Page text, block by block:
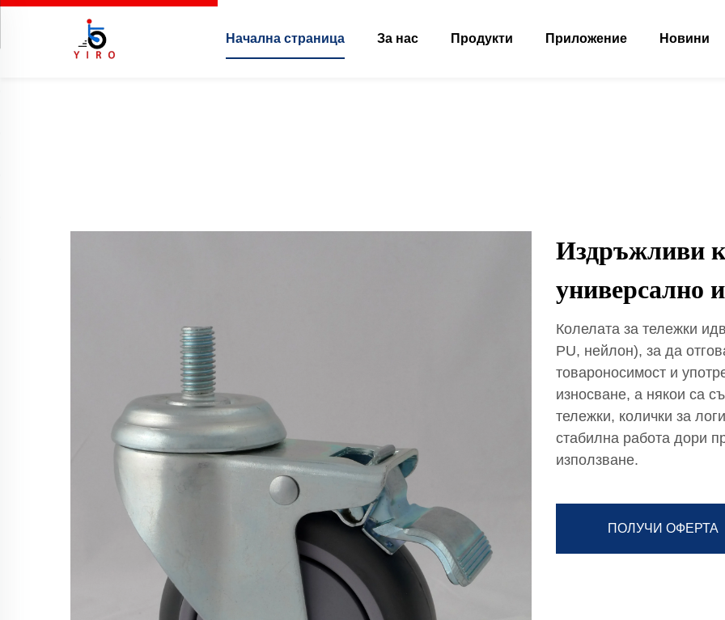
Начална страница За нас Продукти Приложение Новини
Издръжливи
универсално
Колелата за тележки
PU, нейлон), за да
товароносимост и
износване, а някои са
тележки, колички за
стабилна работа дори
използване.
ПОЛУЧИ ОФЕРТА